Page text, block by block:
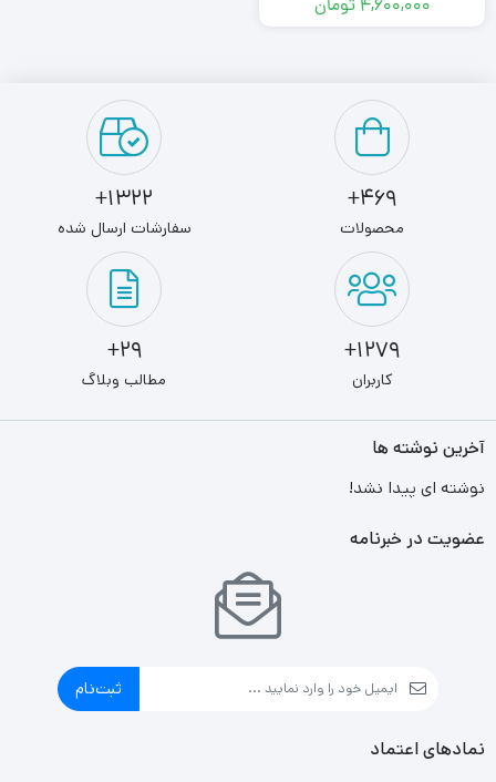
۴,۶۰۰,۰۰۰ تومان
469+
محصولات
1322+
سفارشات ارسال شده
1279+
کاربران
29+
مطالب وبلاگ
آخرین نوشته ها
نوشته ای پیدا نشد!
عضویت در خبرنامه
ثبت‌نام
نمادهای اعتماد